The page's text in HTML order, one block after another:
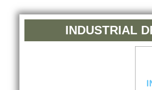
INDUSTRIAL